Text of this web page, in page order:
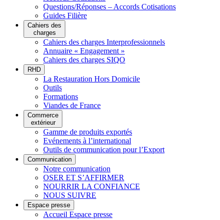
Questions/Réponses – Accords Cotisations
Guides Filière
Cahiers des
charges
Cahiers des charges Interprofessionnels
Annuaire « Engagement »
Cahiers des charges SIQO
RHD
La Restauration Hors Domicile
Outils
Formations
Viandes de France
Commerce
extérieur
Gamme de produits exportés
Evénements à l’international
Outils de communication pour l’Export
Communication
Notre communication
OSER ET S’AFFIRMER
NOURRIR LA CONFIANCE
NOUS SUIVRE
Espace presse
Accueil Espace presse